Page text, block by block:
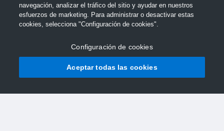
navegación, analizar el tráfico del sitio y ayudar en nuestros
esfuerzos de marketing. Para administrar o desactivar estas
cookies, selecciona "Configuración de cookies".
Configuración de cookies
Aceptar todas las cookies